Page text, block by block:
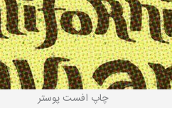
چاپ افست پوستر